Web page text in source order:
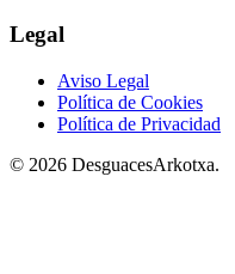
Legal
Aviso Legal
Política de Cookies
Política de Privacidad
© 2026 DesguacesArkotxa.